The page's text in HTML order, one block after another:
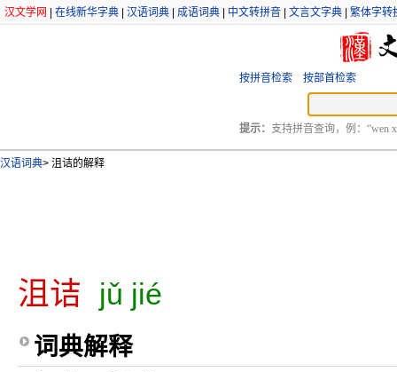
汉文学网 在线新华字典 汉语词典 成语词典 中文转拼音 文言文字典 繁体字转
按拼音检索 按部首检索
提示： 支持拼音查询，例：“wen
汉语词典> 沮诘的解释
沮诘 jǔ jié
词典解释